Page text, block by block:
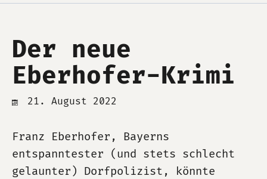
Der neue
Eberhofer-Krimi
21. August 2022
Franz Eberhofer, Bayerns
entspanntester (und stets schlecht
gelaunter) Dorfpolizist, könnte